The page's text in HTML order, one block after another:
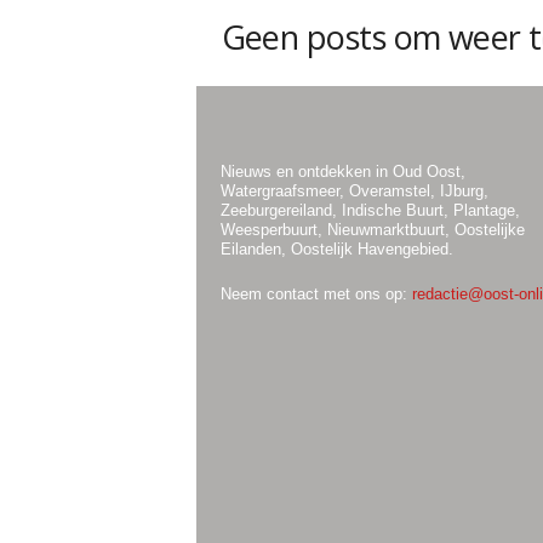
Geen posts om weer
Nieuws en ontdekken in Oud Oost,
Watergraafsmeer, Overamstel, IJburg,
Zeeburgereiland, Indische Buurt, Plantage,
Weesperbuurt, Nieuwmarktbuurt, Oostelijke
Eilanden, Oostelijk Havengebied.
Neem contact met ons op: redactie@oost-